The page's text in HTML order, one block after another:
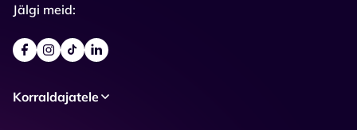
Jälgi meid:
Korraldajatele